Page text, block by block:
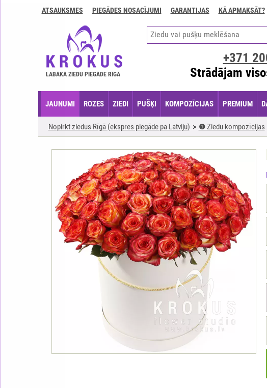
GARANTIJAS
apmaksāt?
pasūtījumu?
ATSAUKSMES PIEGĀDES NOSACĪJUMI GARANTIJAS KĀ APMAKSĀT?
LABĀKĀ ZIEDU PIEGĀDE RĪGĀ
+371
Strādājam
JAUNUMI ROZES ZIEDI PUŠĶI KOMPOZĪCIJAS PREMIUM
Nopirkt ziedus Rīgā (ekspres piegāde pa Latviju) ❶ Ziedu kompozīcijas